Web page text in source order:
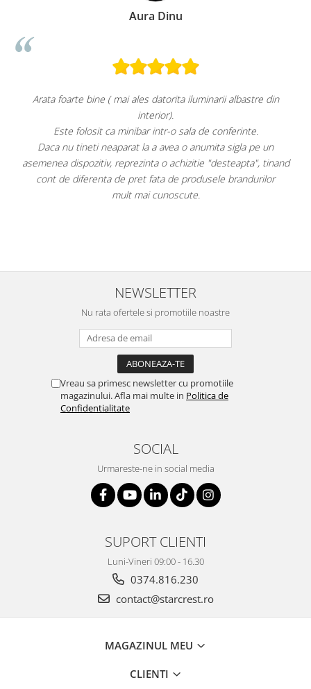
albastre din
de conferinte.
sigla pe un
"desteapta", tinand
brandurilor
Super!
Răcește foarte bine pe
Faptul că grătarul metalic se poate
este, după părerea mea, un avantaj. Apa
pe ușă. Am atașat
Per total cred că este un "best buy" la
NEWSLETTER
Nu rata ofertele si promotiile noastre
Vreau sa primesc newsletter cu promotiile
magazinului. Afla mai multe in Politica de
Confidentialitate
SOCIAL
Urmareste-ne in social media
SUPORT CLIENTI
Luni-Vineri 09:00 - 16.30
0374.816.230
contact@starcrest.ro
MAGAZINUL MEU
CLIENTI